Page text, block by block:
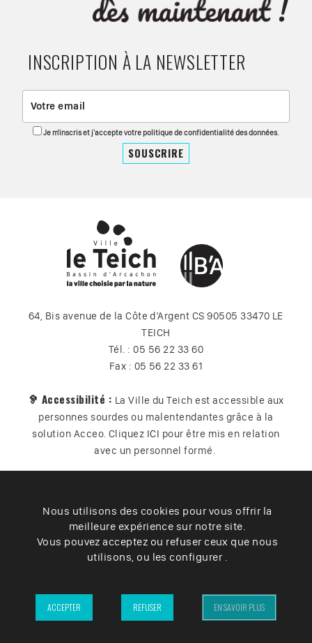
INSCRIPTION À LA NEWSLETTER
Je m'inscris et j'accepte votre politique de confidentialité des données.
64, Bis avenue de la Côte d’Argent CS 90505 33470 LE
TEICH
Tél. : 05 56 22 33 60
Fax : 05 56 22 33 61
🦻 Accessibilité : La Ville du Teich est accessible aux
personnes sourdes ou malentendantes grâce à la
solution Acceo. Cliquez ICI pour être mis en relation
avec un personnel formé.
Plan du site Contact Vos données
Cookies
Accessibilité
– Ville du Teich ©2025 –
Nous utilisons des cookies pour vous offrir la
meilleure expérience sur notre site.
Vous pouvez acceptez ou refuser ceux que nous
utilisons, ou les configurer .
ACCEPTER REFUSER EN SAVOIR PLUS